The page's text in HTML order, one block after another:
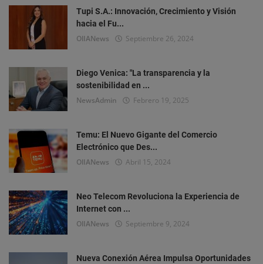
Tupi S.A.: Innovación, Crecimiento y Visión
hacia el Fu...
OlIANews Septiembre 26, 2024
Diego Venica: "La transparencia y la
sostenibilidad en ...
NewsAdmin Febrero 19, 2025
Temu: El Nuevo Gigante del Comercio
Electrónico que Des...
OlIANews Abril 15, 2024
Neo Telecom Revoluciona la Experiencia de
Internet con ...
OlIANews Septiembre 9, 2024
Nueva Conexión Aérea Impulsa Oportunidades